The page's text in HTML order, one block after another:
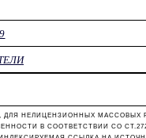
9
ДЛЯ НЕЛИЦЕНЗИОННЫХ МАССОВЫХ
В СООТВЕТСТВИИ СО